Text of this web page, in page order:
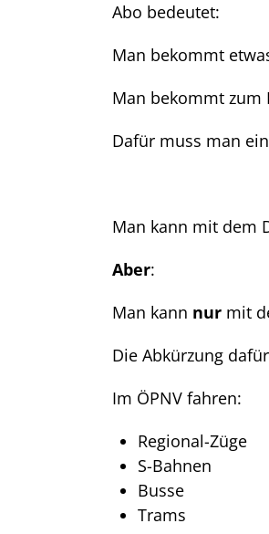
Abo bedeutet:
Man bekommt
Man bekommt zum
Dafür muss man
Man kann mit dem
Aber:
Man kann nur mit
Die Abkürzung
Im ÖPNV fahren:
Regional-Züge
S-Bahnen
Busse
Trams